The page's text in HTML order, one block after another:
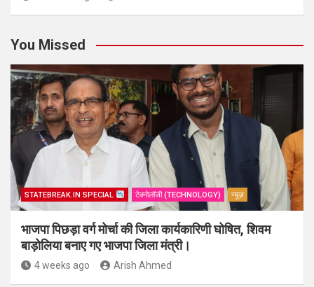
You Missed
STATEBREAK.IN SPECIAL टेक्नोलॉजी (TECHNOLOGY) न्यूज़
भाजपा पिछड़ा वर्ग मोर्चा की जिला कार्यकारिणी घोषित, शिवम
बाड़ोलिया बनाए गए भाजपा जिला मंत्री।
4 weeks ago Arish Ahmed